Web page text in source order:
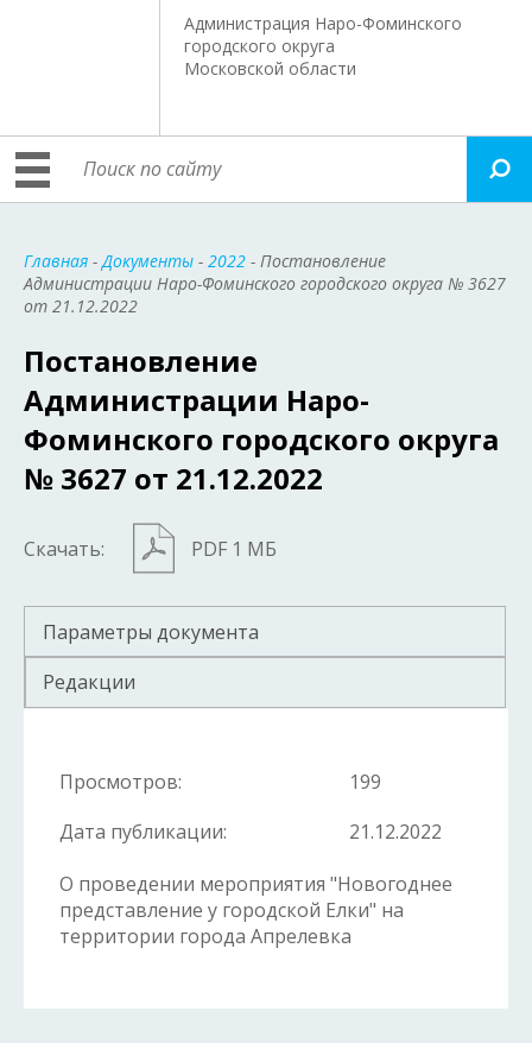
Администрация Наро-Фоминского
городского округа
Московской области
Главная -Документы - 2022 - Постановление
Администрации Наро-Фоминского городского округа № 3627
от 21.12.2022
Постановление
Администрации Наро-
Фоминского городского округа
№ 3627 от 21.12.2022
Скачать: PDF 1 МБ
Параметры документа
Редакции
Просмотров:
199
Дата публикации:
21.12.2022
О проведении мероприятия "Новогоднее
представление у городской Елки" на
территории города Апрелевка